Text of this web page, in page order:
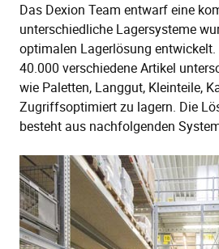
Das Dexion Team entwarf eine
unterschiedliche Lagersysteme
optimalen Lagerlösung
40.000 verschiedene Artikel
wie Paletten, Langgut, Kleinteile,
Zugriffsoptimiert zu lagern. Die
besteht aus nachfolgenden